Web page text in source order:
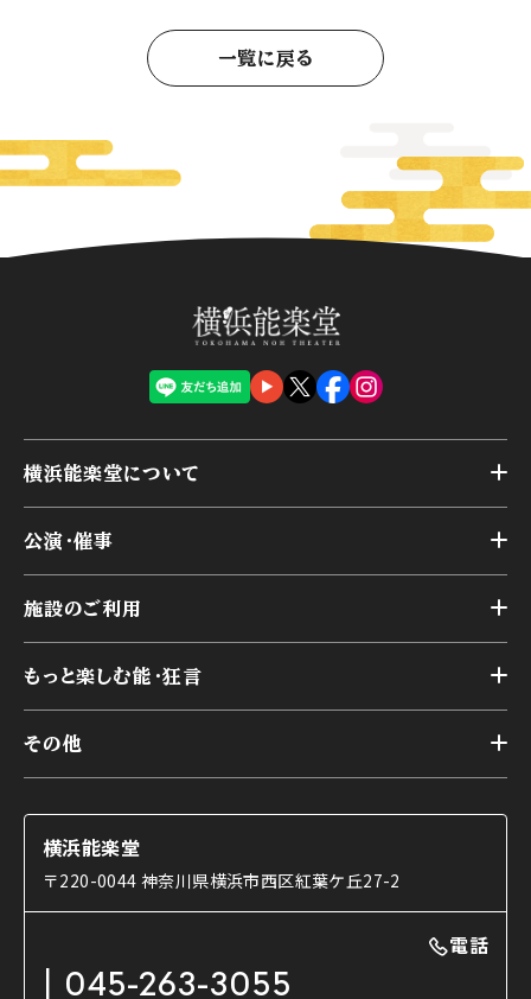
一覧に戻る
横浜能楽堂について
横浜能楽堂が取り組んだ事業
能舞台の歴史と特徴
様々なお客様に向けて
本舞台座席
交通アクセス
公演・催事
アーカイブ
施設のご利用
第二舞台
研修室
楽屋
ご利用の流れ
利用料金表
もっと楽しむ能・狂言
能舞台と演じ手
使用する道具
能・狂言の曲目説明
日本の古典芸能
その他
コラム
OTABISHO
チケット購入方法
横浜能楽堂
〒220-0044 神奈川県横浜市西区紅葉ケ丘27-2
電話
045-263-3055